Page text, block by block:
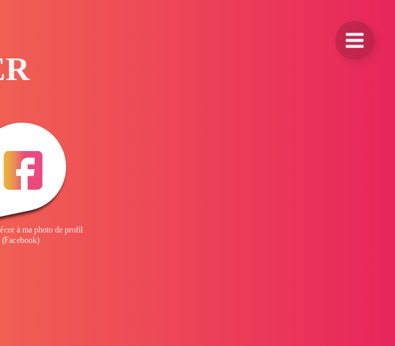
à ma photo de profil
(Facebook)